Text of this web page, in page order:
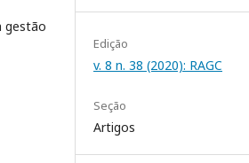
gestão
Edição
v. 8 n. 38 (2020): RAGC
Seção
Artigos